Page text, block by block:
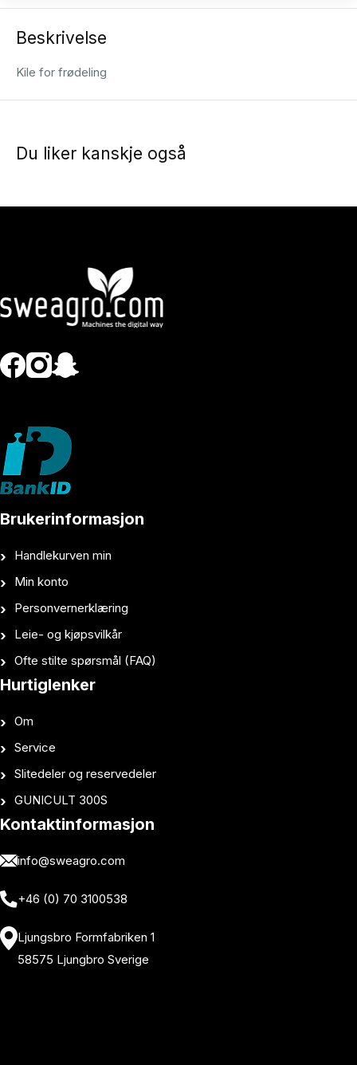
Beskrivelse
Kile for frødeling
Du liker kanskje også
Brukerinformasjon
Handlekurven min
Min konto
Personvernerklæring
Leie- og kjøpsvilkår
Ofte stilte spørsmål (FAQ)
Hurtiglenker
Om
Service
Slitedeler og reservedeler
GUNICULT 300S
Kontaktinformasjon
info@sweagro.com
+46 (0) 70 3100538
Ljungsbro Formfabriken 1
58575 Ljungbro Sverige